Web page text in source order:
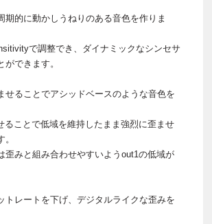
期的に動かしうねりのある音色を作りま
で調整でき、ダイナミックなシンセサ
ができます。
せることでアシッドベースのような音色を
ることで低域を維持したまま強烈に歪ませ
歪みと組み合わせやすいようout1の低域が
トレートを下げ、デジタルライクな歪みを